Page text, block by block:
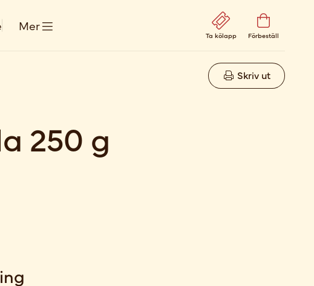
Mer
Ta kölapp Förbeställ
Skriv ut
250 g